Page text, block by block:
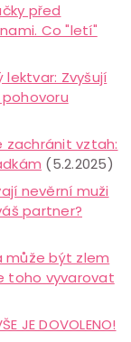
před
Co "letí"
lektvar: Zvyšují
zachránit vztah:
(5.2.2025)
nevěrní muži
partner?
může být zlem
toho vyvarovat
JE DOVOLENO!